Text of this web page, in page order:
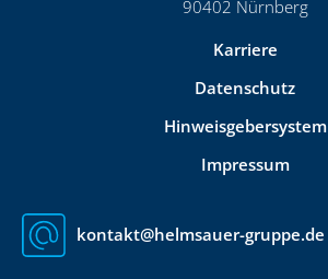
90402 Nürnberg
Karriere
Datenschutz
Hinweisgebersystem
Impressum
kontakt@helmsauer-gruppe.de